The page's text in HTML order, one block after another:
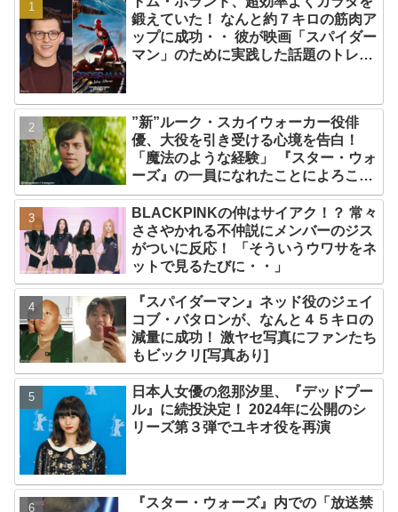
鍛えていた！ なんと約７キロの筋肉ア
ップに成功・・ 彼が映画「スパイダー
マン」のために実践した話題のトレー
”新”ルーク・スカイウォーカー役俳
優、大役を引き受ける心境を告白！
「魔法のような経験」 『スター・ウォ
ーズ』の一員になれたことによろこび
爆発
BLACKPINKの仲はサイアク！？ 常々
ささやかれる不仲説にメンバーのジス
がついに反応！ 「そういうウワサをネ
ットで見るたびに・・」
『スパイダーマン』ネッド役のジェイ
コブ・バタロンが、なんと４５キロの
減量に成功！ 激ヤセ写真にファンたち
もビックリ[写真あり]
日本人女優の忽那汐里、『デッドプー
ル』に続投決定！ 2024年に公開のシ
リーズ第３弾でユキオ役を再演
『スター・ウォーズ』内での「放送禁